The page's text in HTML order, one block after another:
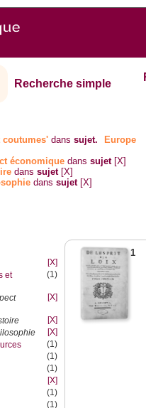
Recherche simple
danssujet.
Europe
économique danssujet [X]
danssujet [X]
danssujet [X]
[X]
et
(1)
[X]
[X]
[X]
(1)
(1)
(1)
[X]
(1)
(1)
1